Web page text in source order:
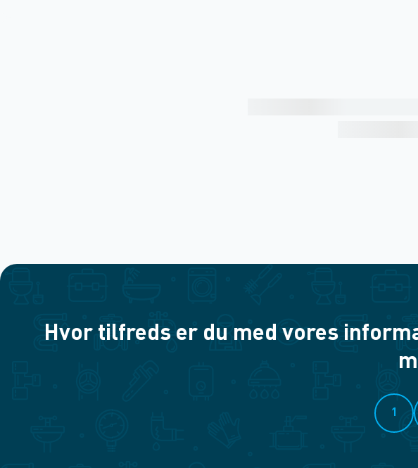
Hvor tilfreds er du med vores
1